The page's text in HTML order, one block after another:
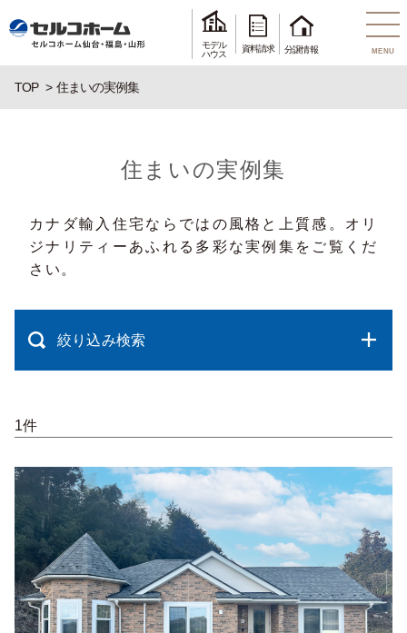
モデル
ハウス
資料請求 分譲情報 MENU
TOP 住まいの実例集
住まいの実例集
カナダ輸入住宅ならではの風格と上質感。オリ
ジナリティーあふれる多彩な実例集をご覧くだ
さい。
絞り込み検索
1件